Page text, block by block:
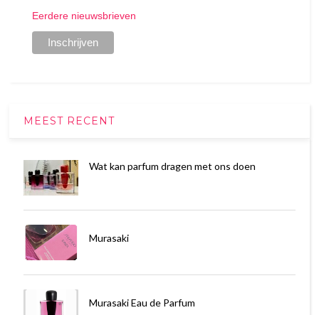
Eerdere nieuwsbrieven
MEEST RECENT
Wat kan parfum dragen met ons doen
Murasaki
Murasaki Eau de Parfum